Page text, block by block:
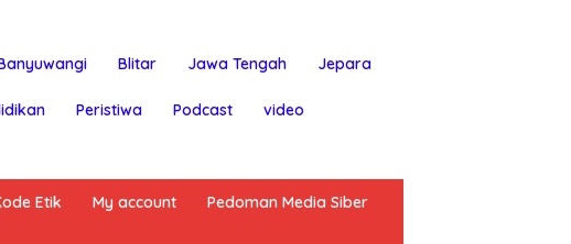
Blitar Jawa Tengah Jepara
Peristiwa Podcast video
Etik My account Pedoman Media Siber